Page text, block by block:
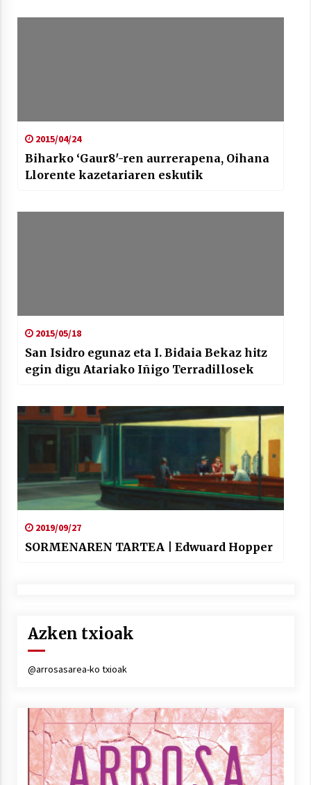
2015/04/24
Biharko ‘Gaur8′-ren aurrerapena, Oihana
Llorente kazetariaren eskutik
2015/05/18
San Isidro egunaz eta I. Bidaia Bekaz hitz
egin digu Atariako Iñigo Terradillosek
2019/09/27
SORMENAREN TARTEA | Edwuard Hopper
Azken txioak
@arrosasarea-ko txioak